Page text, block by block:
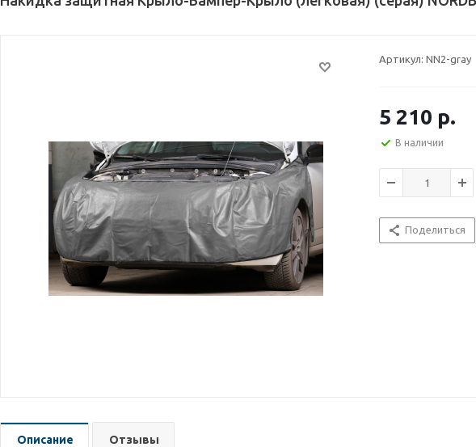
Артикул: NN2-gray
5 210 р.
В наличии
Поделиться
Описание Отзывы